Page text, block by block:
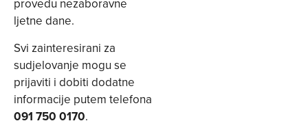
provedu nezaboravne
ljetne dane.
Svi zainteresirani za
sudjelovanje mogu se
prijaviti i dobiti dodatne
informacije putem telefona
091 750 0170.